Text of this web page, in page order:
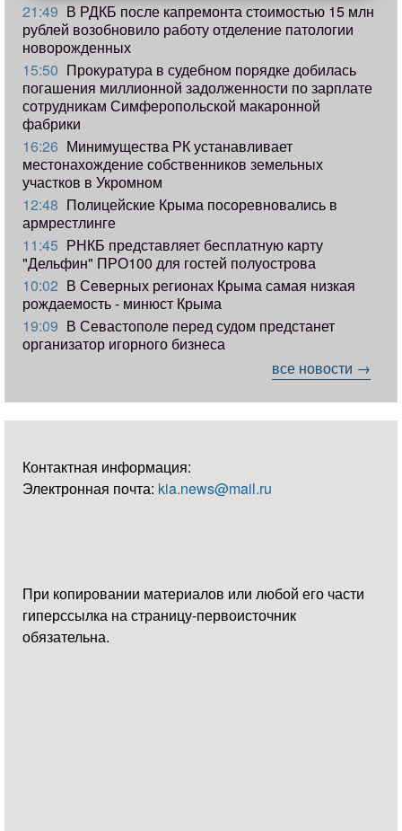
21:49 В РДКБ после капремонта стоимостью 15 млн
рублей возобновило работу отделение патологии
новорожденных
15:50 Прокуратура в судебном порядке добилась
погашения миллионной задолженности по зарплате
сотрудникам Симферопольской макаронной
фабрики
16:26 Минимущества РК устанавливает
местонахождение собственников земельных
участков в Укромном
12:48 Полицейские Крыма посоревновались в
армрестлинге
11:45 РНКБ представляет бесплатную карту
"Дельфин" ПРО100 для гостей полуострова
10:02 В Северных регионах Крыма самая низкая
рождаемость - минюст Крыма
19:09 В Севастополе перед судом предстанет
организатор игорного бизнеса
все новости →
Контактная информация:
Электронная почта: kia.news@mail.ru
При копировании материалов или любой его части
гиперссылка на страницу-первоисточник
обязательна.